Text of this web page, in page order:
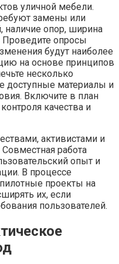
уличной мебели.
замены или
наличие опор, ширина
Проведите опросы
будут наиболее
на основе принципов
несколько
доступные материалы и
Включите в план
качества и
активистами и
работа
опыт и
В процессе
проекты на
их, если
пользователей.